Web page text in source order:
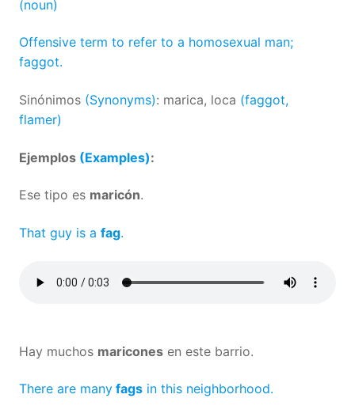
(noun)
Offensive term to refer to a homosexual man;
faggot.
Sinónimos (Synonyms): marica, loca (faggot,
flamer)
Ejemplos (Examples):
Ese tipo es maricón.
That guy is a fag.
Hay muchos maricones en este barrio.
There are many fags in this neighborhood.